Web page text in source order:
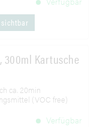
300ml Kartusche
ca. 20min
(VOC free)
Verfügbar